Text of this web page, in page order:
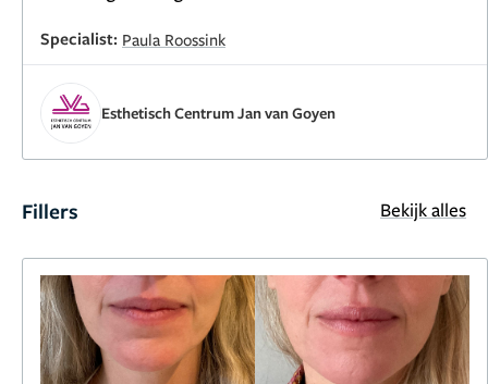
Specialist: Paula Roossink
Esthetisch Centrum Jan van Goyen
Fillers Bekijk alles